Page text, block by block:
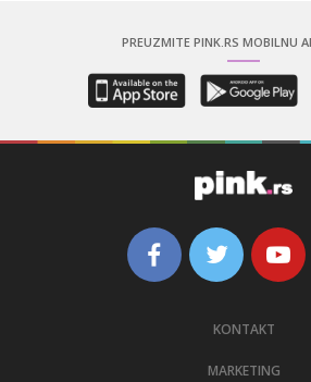
PREUZMITE PINK.RS MOBILNU
KONTAKT
MARKETING